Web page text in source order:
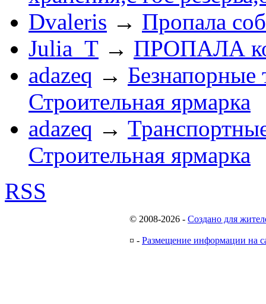
Dvaleris → Пропала
Julia_T → ПРОПАЛА
adazeq → Безнапорные
Строительная ярмарка
adazeq →
Строительная ярмарка
RSS
© 2008-2026 - Создано для
¤ - Размещение информации на